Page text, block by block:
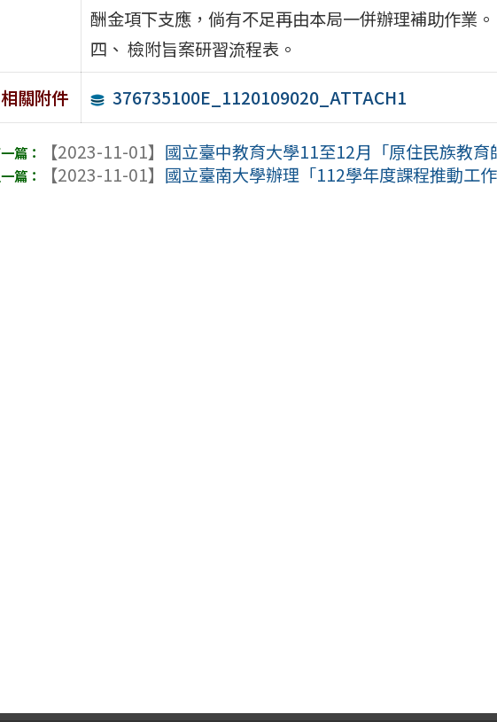
酬金項下支應，倘有不足再由本局一併辦理補助作業。
四、 檢附旨案研習流程表。
相關附件
376735100E_1120109020_ATTACH1
【2023-11-01】 國立臺中教育大學11至12月「原住民族教
【2023-11-01】 國立臺南大學辦理「112學年度課程推動工